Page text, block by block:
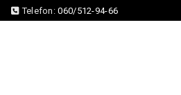
Telefon:060/512-94-66